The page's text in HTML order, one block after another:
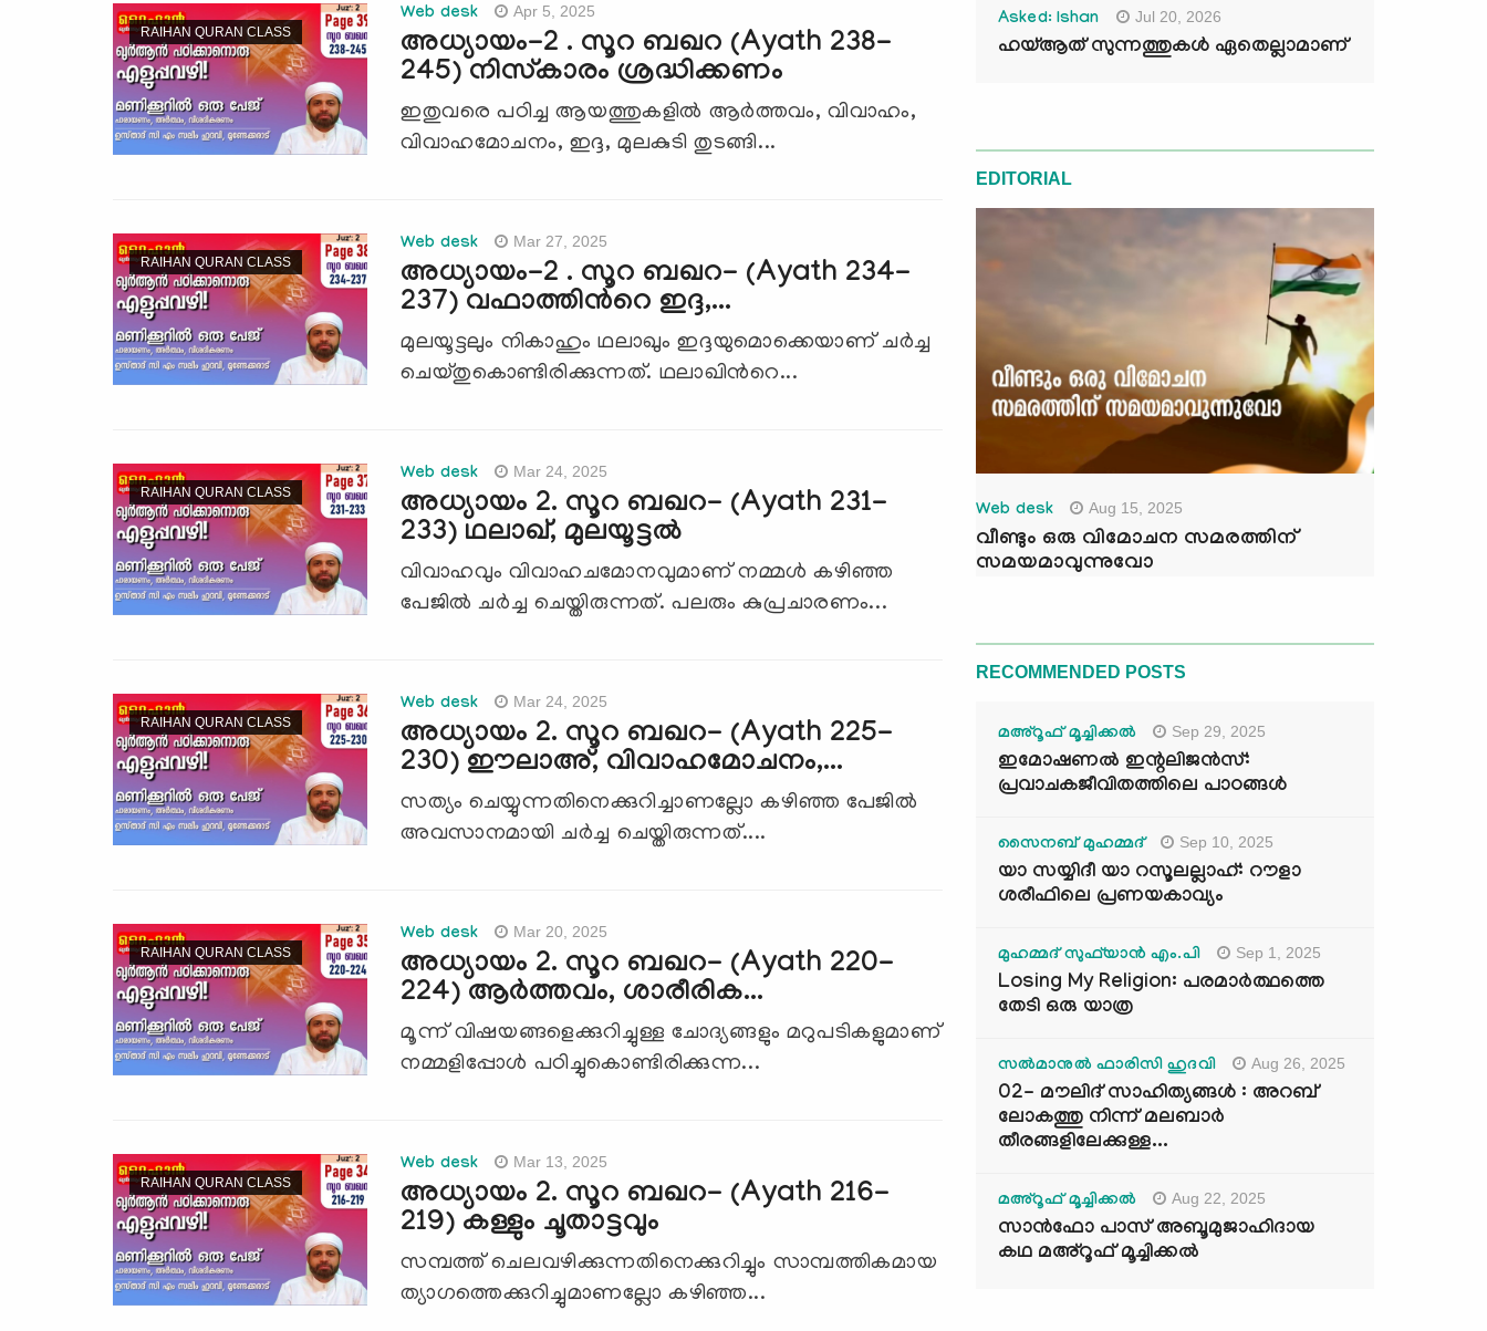
RAIHAN QURAN CLASS
Web desk Apr 5, 2025
അധ്യായം-2 . സൂറ ബഖറ (Ayath 238-
245) നിസ്‌കാരം ശ്രദ്ധിക്കണം
ഇതുവരെ പഠിച്ച ആയത്തുകളില്‍ ആര്‍ത്തവം, വിവാഹം,
വിവാഹമോചനം, ഇദ്ദ, മുലകുടി തുടങ്ങി...
RAIHAN QURAN CLASS
Web desk Mar 27, 2025
അധ്യായം-2 . സൂറ ബഖറ- (Ayath 234-
237) വഫാത്തിന്‍റെ ഇദ്ദ,...
മുലയൂട്ടലും നികാഹും ഥലാഖും ഇദ്ദയുമൊക്കെയാണ് ചര്‍ച്ച
ചെയ്തുകൊണ്ടിരിക്കുന്നത്. ഥലാഖിന്‍റെ...
RAIHAN QURAN CLASS
Web desk Mar 24, 2025
അധ്യായം 2. സൂറ ബഖറ- (Ayath 231-
233) ഥലാഖ്, മുലയൂട്ടല്‍
വിവാഹവും വിവാഹചമോനവുമാണ് നമ്മള്‍ കഴിഞ്ഞ
പേജില്‍ ചര്‍ച്ച ചെയ്തിരുന്നത്. പലരും കുപ്രചാരണം...
RAIHAN QURAN CLASS
Web desk Mar 24, 2025
അധ്യായം 2. സൂറ ബഖറ- (Ayath 225-
230) ഈലാഅ്, വിവാഹമോചനം,...
സത്യം ചെയ്യുന്നതിനെക്കുറിച്ചാണല്ലോ കഴിഞ്ഞ പേജില്‍
അവസാനമായി ചര്‍ച്ച ചെയ്തിരുന്നത്....
RAIHAN QURAN CLASS
Web desk Mar 20, 2025
അധ്യായം 2. സൂറ ബഖറ- (Ayath 220-
224) ആര്‍ത്തവം, ശാരീരിക...
മൂന്ന് വിഷയങ്ങളെക്കുറിച്ചുള്ള ചോദ്യങ്ങളും മറുപടികളുമാണ്
നമ്മളിപ്പോള്‍ പഠിച്ചുകൊണ്ടിരിക്കുന്ന...
RAIHAN QURAN CLASS
Web desk Mar 13, 2025
അധ്യായം 2. സൂറ ബഖറ- (Ayath 216-
219) കള്ളും ചൂതാട്ടവും
സമ്പത്ത് ചെലവഴിക്കുന്നതിനെക്കുറിച്ചും സാമ്പത്തികമായ
ത്യാഗത്തെക്കുറിച്ചുമാണല്ലോ കഴിഞ്ഞ...
Asked: Ishan Jul 20, 2026
ഹയ്ആത് സുന്നത്തുകൾ ഏതെല്ലാമാണ്
EDITORIAL
Web desk Aug 15, 2025
വീണ്ടും ഒരു വിമോചന സമരത്തിന്
സമയമാവുന്നുവോ
RECOMMENDED POSTS
മഅ്റൂഫ് മൂച്ചിക്കല്‍ Sep 29, 2025
ഇമോഷണൽ ഇന്റലിജൻസ്:
പ്രവാചകജീവിതത്തിലെ പാഠങ്ങൾ
സൈനബ് മുഹമ്മദ് Sep 10, 2025
യാ സയ്യിദീ യാ റസൂലല്ലാഹ്: റൗളാ
ശരീഫിലെ പ്രണയകാവ്യം
മുഹമ്മദ് സുഫ്‌യാൻ എം.പി Sep 1, 2025
Losing My Religion: പരമാർത്ഥത്തെ
തേടി ഒരു യാത്ര
സൽമാനുൽ ഫാരിസി ഹുദവി Aug 26, 2025
02- മൗലിദ് സാഹിത്യങ്ങൾ : അറബ്
ലോകത്തു നിന്ന് മലബാർ
തീരങ്ങളിലേക്കുള്ള...
മഅ്റൂഫ് മൂച്ചിക്കല്‍ Aug 22, 2025
സാൻഫോ പാസ് അബൂമുജാഹിദായ
കഥ മഅ്റൂഫ് മൂച്ചിക്കല്‍